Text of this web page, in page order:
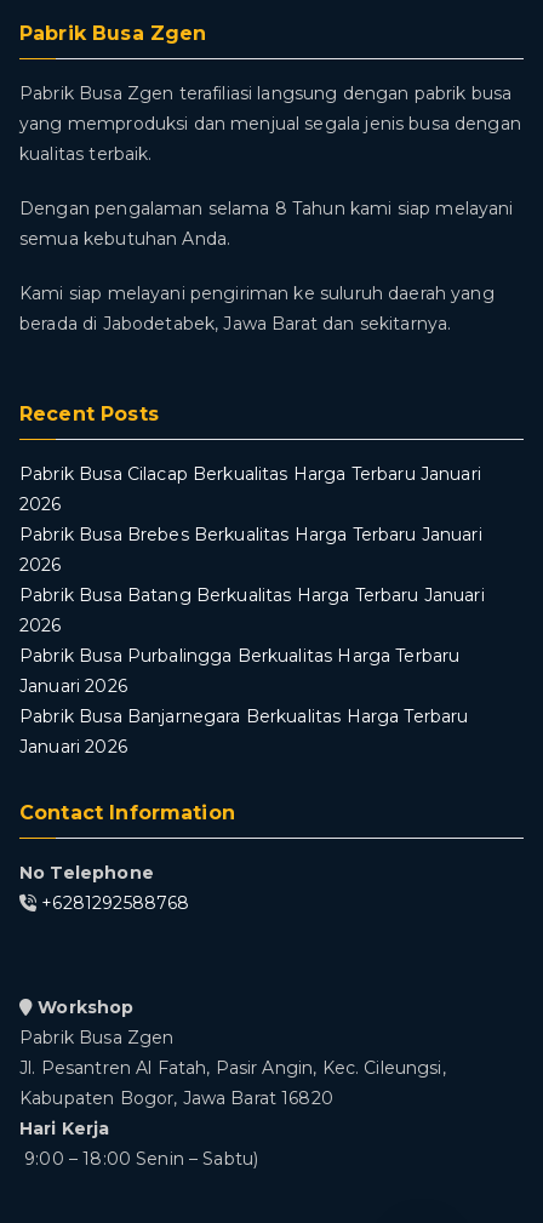
Pabrik Busa Zgen
Pabrik Busa Zgen terafiliasi langsung dengan pabrik busa
yang memproduksi dan menjual segala jenis busa dengan
kualitas terbaik.
Dengan pengalaman selama 8 Tahun kami siap melayani
semua kebutuhan Anda.
Kami siap melayani pengiriman ke suluruh daerah yang
berada di Jabodetabek, Jawa Barat dan sekitarnya.
Recent Posts
Pabrik Busa Cilacap Berkualitas Harga Terbaru Januari
2026
Pabrik Busa Brebes Berkualitas Harga Terbaru Januari
2026
Pabrik Busa Batang Berkualitas Harga Terbaru Januari
2026
Pabrik Busa Purbalingga Berkualitas Harga Terbaru
Januari 2026
Pabrik Busa Banjarnegara Berkualitas Harga Terbaru
Januari 2026
Contact Information
No Telephone
+6281292588768
Workshop
Pabrik Busa Zgen
Jl. Pesantren Al Fatah, Pasir Angin, Kec. Cileungsi,
Kabupaten Bogor, Jawa Barat 16820
Hari Kerja
9:00 – 18:00 Senin – Sabtu)